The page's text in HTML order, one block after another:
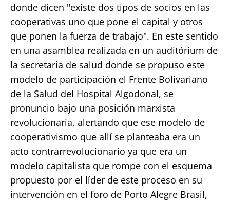
donde dicen "existe dos tipos de socios en las
cooperativas uno que pone el capital y otros
que ponen la fuerza de trabajo". En este sentido
en una asamblea realizada en un auditórium de
la secretaria de salud donde se propuso este
modelo de participación el Frente Bolivariano
de la Salud del Hospital Algodonal, se
pronuncio bajo una posición marxista
revolucionaria, alertando que ese modelo de
cooperativismo que allí se planteaba era un
acto contrarrevolucionario ya que era un
modelo capitalista que rompe con el esquema
propuesto por el líder de este proceso en su
intervención en el foro de Porto Alegre Brasil,